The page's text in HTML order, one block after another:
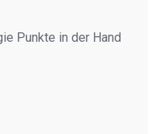
Punkte in der Hand